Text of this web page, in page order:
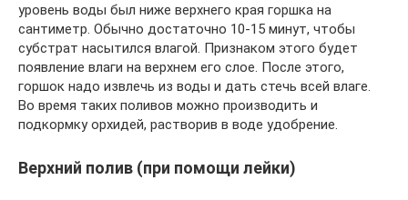
уровень воды был ниже верхнего края горшка на
сантиметр. Обычно достаточно 10-15 минут, чтобы
субстрат насытился влагой. Признаком этого будет
появление влаги на верхнем его слое. После этого,
горшок надо извлечь из воды и дать стечь всей влаге.
Во время таких поливов можно производить и
подкормку орхидей, растворив в воде удобрение.
Верхний полив (при помощи лейки)